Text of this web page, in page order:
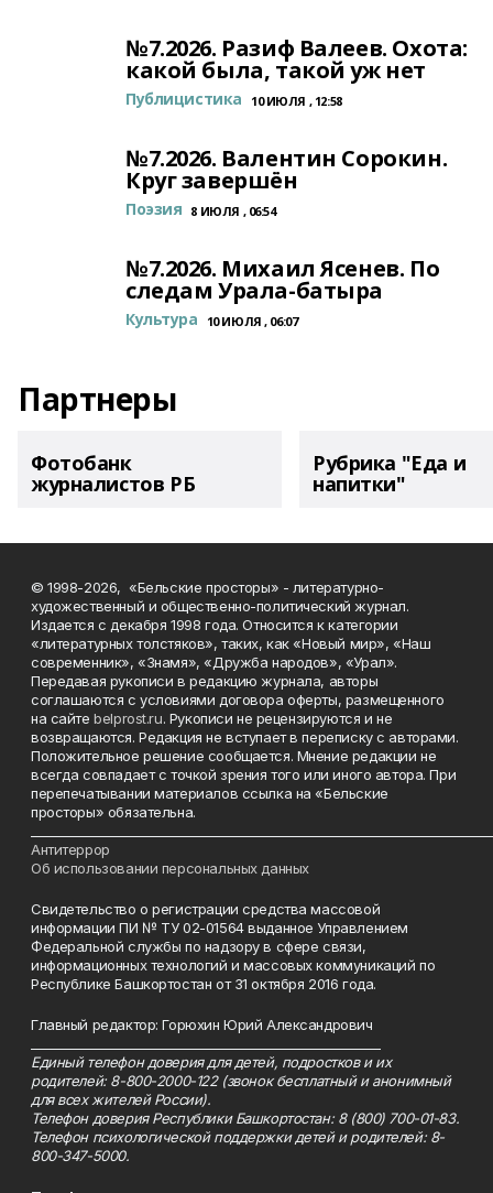
№7.2026. Разиф Валеев. Охота:
какой была, такой уж нет
Публицистика 10 ИЮЛЯ , 12:58
№7.2026. Валентин Сорокин.
Круг завершён
Поэзия 8 ИЮЛЯ , 06:54
№7.2026. Михаил Ясенев. По
следам Урала-батыра
Культура 10 ИЮЛЯ , 06:07
Партнеры
Фотобанк
журналистов РБ
Рубрика "Еда и
напитки"
© 1998-2026, «Бельские просторы» - литературно-
художественный и общественно-политический журнал.
Издается с декабря 1998 года. Относится к категории
«литературных толстяков», таких, как «Новый мир», «Наш
современник», «Знамя», «Дружба народов», «Урал».
Передавая рукописи в редакцию журнала, авторы
соглашаются с условиями договора оферты, размещенного
на сайтеbelprost.ru. Рукописи не рецензируются и не
возвращаются. Редакция не вступает в переписку с авторами.
Положительное решение сообщается. Мнение редакции не
всегда совпадает с точкой зрения того или иного автора. При
перепечатывании материалов ссылка на «Бельские
просторы» обязательна.
Антитеррор
Об использовании персональных данных
Свидетельство о регистрации средства массовой
информации ПИ № ТУ 02-01564 выданное Управлением
Федеральной службы по надзору в сфере связи,
информационных технологий и массовых коммуникаций по
Республике Башкортостан от 31 октября 2016 года.
Главный редактор: Горюхин Юрий Александрович
Единый телефон доверия для детей, подростков и их
родителей: 8-800-2000-122 (звонок бесплатный и анонимный
для всех жителей России).
Телефон доверия Республики Башкортостан: 8 (800) 700-01-83.
Телефон психологической поддержки детей и родителей: 8-
800-347-5000.